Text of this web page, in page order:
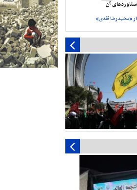
آن
«محمدرضا نقدی»